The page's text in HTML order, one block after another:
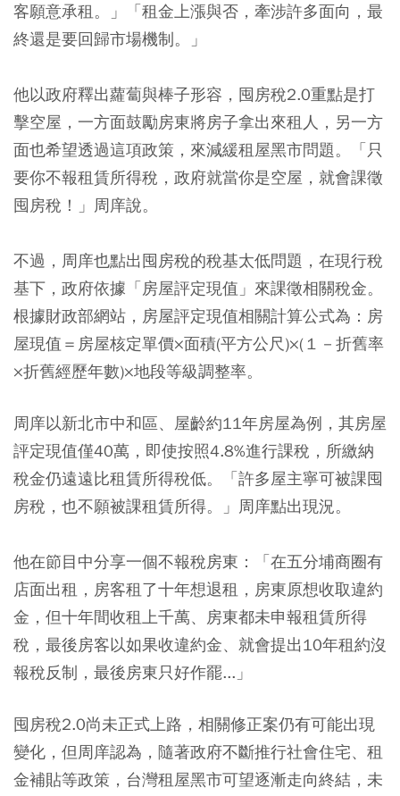
客願意承租。」「租金上漲與否，牽涉許多面向，最
終還是要回歸市場機制。」
他以政府釋出蘿蔔與棒子形容，囤房稅2.0重點是打
擊空屋，一方面鼓勵房東將房子拿出來租人，另一方
面也希望透過這項政策，來減緩租屋黑市問題。
「只
要你不報租賃所得稅，政府就當你是空屋，就會課徵
囤房稅！」 周庠說。
不過，周庠也點出囤房稅的稅基太低問題，在現行稅
基下，政府依據「房屋評定現值」來課徵相關稅金。
根據財政部網站，房屋評定現值相關計算公式為：房
屋現值＝房屋核定單價×面積(平方公尺)×(１－折舊率
×折舊經歷年數)×地段等級調整率。
周庠以新北市中和區、屋齡約11年房屋為例，其房屋
評定現值僅40萬，即使按照4.8%進行課稅，所繳納
稅金仍遠遠比租賃所得稅低。「許多屋主寧可被課囤
房稅，也不願被課租賃所得。」周庠點出現況。
他在節目中分享一個不報稅房東：「在五分埔商圈有
店面出租，房客租了十年想退租，房東原想收取違約
金，但十年間收租上千萬、房東都未申報租賃所得
稅，最後房客以如果收違約金、就會提出10年租約沒
報稅反制，最後房東只好作罷...」
囤房稅2.0尚未正式上路，相關修正案仍有可能出現
變化，但周庠認為，隨著政府不斷推行社會住宅、租
金補貼等政策，台灣租屋黑市可望逐漸走向終結，未